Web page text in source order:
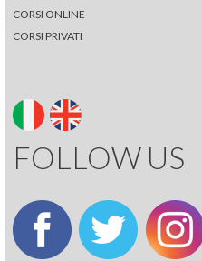
CORSI ONLINE
CORSI PRIVATI
FOLLOW US